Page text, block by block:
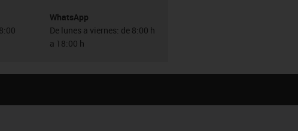
WhatsApp
De lunes a viernes: de 8:00 h
a 18:00 h